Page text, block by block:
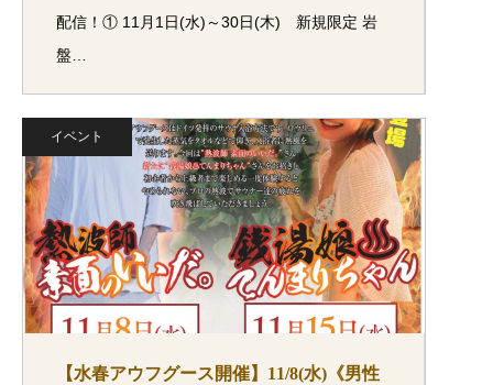
配信！① 11月1日(水)～30日(木) 新規限定 岩
盤…
イベント
【水春アウフグース開催】11/8(水)《男性